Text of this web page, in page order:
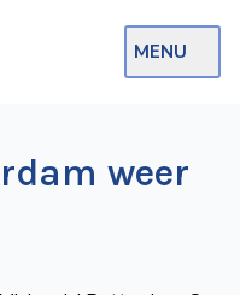
MENU
weer